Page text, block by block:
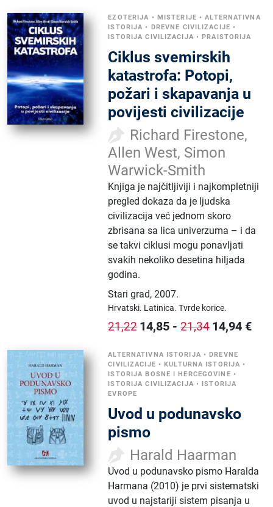
EZOTERIJA • MISTERIJE •ALTERNATIVNA
ISTORIJA • DREVNE CIVILIZACIJE •
ISTORIJA CIVILIZACIJA •PRAISTORIJA
Ciklus svemirskih
katastrofa: Potopi,
požari i skapavanja u
povijesti civilizacije
Richard Firestone,
Allen West, Simon
Warwick-Smith
Knjiga je najčitljiviji i najkompletniji
pregled dokaza da je ljudska
civilizacija već jednom skoro
zbrisana sa lica univerzuma – i da
se takvi ciklusi mogu ponavljati
svakih nekoliko desetina hiljada
godina.
Stari grad,2007.
Hrvatski. Latinica.Tvrde korice.
21,22 14,85 -21,34 14,94 €
ALTERNATIVNA ISTORIJA •DREVNE
CIVILIZACIJE •KULTURNA ISTORIJA •
ISTORIJA BOSNE I HERCEGOVINE •
ISTORIJA CIVILIZACIJA • ISTORIJA
EVROPE
Uvod u podunavsko
pismo
Harald Haarman
Uvod u podunavsko pismo Haralda
Harmana (2010) je prvi sistematski
uvod u najstariji sistem pisanja u